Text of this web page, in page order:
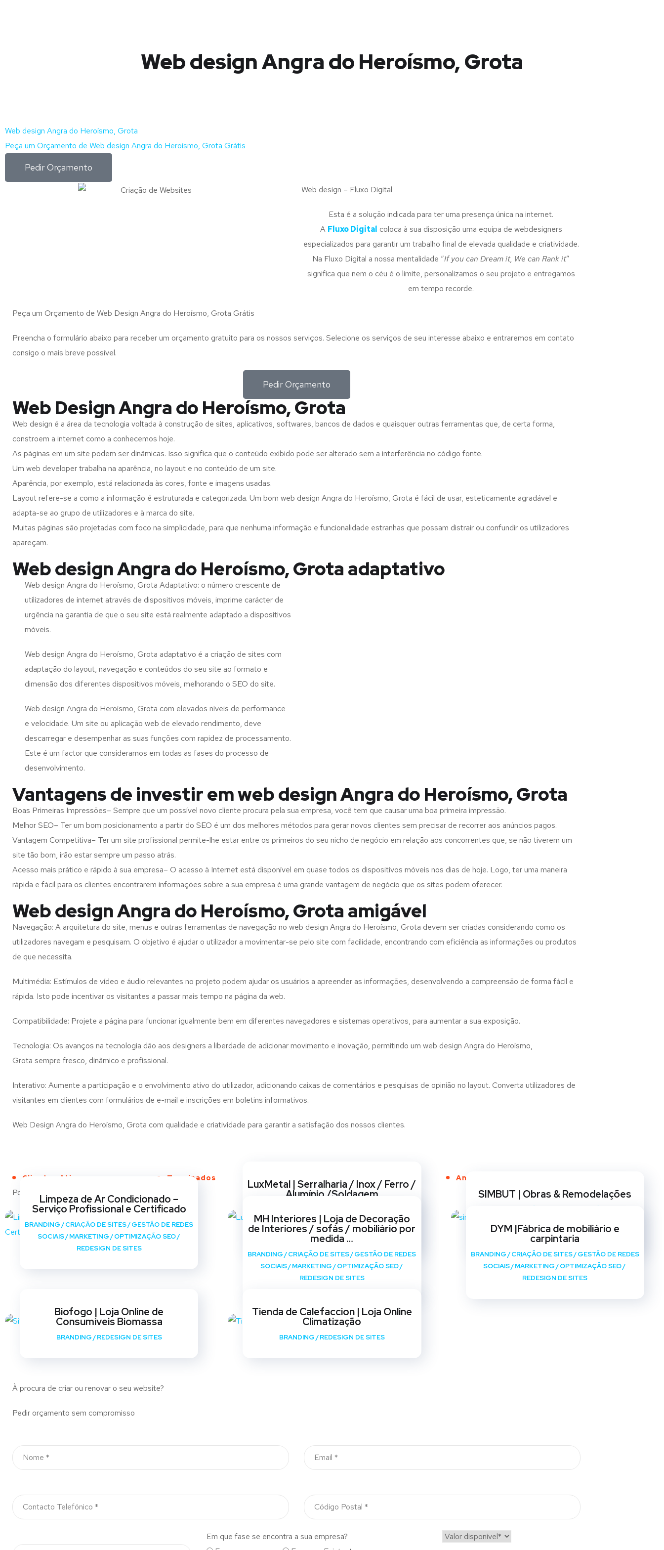
Web design Angra do Heroísmo, Grota
Web design Angra do Heroísmo, Grota
Peça um Orçamento de Web design Angra do Heroísmo, Grota Grátis
Pedir Orçamento
Web design – Fluxo Digital
Esta é a solução indicada para ter uma presença única na internet.
A Fluxo Digital coloca à sua disposição uma equipa de webdesigners
especializados para garantir um trabalho final de elevada qualidade e criatividade.
Na Fluxo Digital a nossa mentalidade “If you can Dream it, We can Rank it”
significa que nem o céu é o limite, personalizamos o seu projeto e entregamos
em tempo recorde.
Peça um Orçamento de Web Design Angra do Heroísmo, Grota Grátis
Preencha o formulário abaixo para receber um orçamento gratuito para os nossos serviços. Selecione os serviços de seu interesse abaixo e entraremos em contato
consigo o mais breve possível.
Pedir Orçamento
Web Design Angra do Heroísmo, Grota
Web design é a área da tecnologia voltada à construção de sites, aplicativos, softwares, bancos de dados e quaisquer outras ferramentas que, de certa forma,
constroem a internet como a conhecemos hoje.
As páginas em um site podem ser dinâmicas. Isso significa que o conteúdo exibido pode ser alterado sem a interferência no código fonte.
Um web developer trabalha na aparência, no layout e no conteúdo de um site.
Aparência, por exemplo, está relacionada às cores, fonte e imagens usadas.
Layout refere-se a como a informação é estruturada e categorizada. Um bom web design Angra do Heroísmo, Grota é fácil de usar, esteticamente agradável e
adapta-se ao grupo de utilizadores e à marca do site.
Muitas páginas são projetadas com foco na simplicidade, para que nenhuma informação e funcionalidade estranhas que possam distrair ou confundir os utilizadores
apareçam.
Web design Angra do Heroísmo, Grota adaptativo
Web design Angra do Heroísmo, Grota Adaptativo: o número crescente de
utilizadores de internet através de dispositivos móveis, imprime carácter de
urgência na garantia de que o seu site está realmente adaptado a dispositivos
móveis.
Web design Angra do Heroísmo, Grota adaptativo é a criação de sites com
adaptação do layout, navegação e conteúdos do seu site ao formato e
dimensão dos diferentes dispositivos móveis, melhorando o SEO do site.
Web design Angra do Heroísmo, Grota com elevados níveis de performance
e velocidade. Um site ou aplicação web de elevado rendimento, deve
descarregar e desempenhar as suas funções com rapidez de processamento.
Este é um factor que consideramos em todas as fases do processo de
desenvolvimento.
Vantagens de investir em web design Angra do Heroísmo, Grota
Boas Primeiras Impressões– Sempre que um possível novo cliente procura pela sua empresa, você tem que causar uma boa primeira impressão.
Melhor SEO– Ter um bom posicionamento a partir do SEO é um dos melhores métodos para gerar novos clientes sem precisar de recorrer aos anúncios pagos.
Vantagem Competitiva– Ter um site profissional permite-lhe estar entre os primeiros do seu nicho de negócio em relação aos concorrentes que, se não tiverem um
site tão bom, irão estar sempre um passo atrás.
Acesso mais prático e rápido à sua empresa– O acesso à Internet está disponível em quase todos os dispositivos móveis nos dias de hoje. Logo, ter uma maneira
rápida e fácil para os clientes encontrarem informações sobre a sua empresa é uma grande vantagem de negócio que os sites podem oferecer.
Web design Angra do Heroísmo, Grota amigável
Navegação: A arquitetura do site, menus e outras ferramentas de navegação no web design Angra do Heroísmo, Grota devem ser criadas considerando como os
utilizadores navegam e pesquisam. O objetivo é ajudar o utilizador a movimentar-se pelo site com facilidade, encontrando com eficiência as informações ou produtos
de que necessita.
Multimédia: Estímulos de vídeo e áudio relevantes no projeto podem ajudar os usuários a apreender as informações, desenvolvendo a compreensão de forma fácil e
rápida. Isto pode incentivar os visitantes a passar mais tempo na página da web.
Compatibilidade: Projete a página para funcionar igualmente bem em diferentes navegadores e sistemas operativos, para aumentar a sua exposição.
Tecnologia: Os avanços na tecnologia dão aos designers a liberdade de adicionar movimento e inovação, permitindo um web design Angra do Heroísmo,
Grota sempre fresco, dinâmico e profissional.
Interativo: Aumente a participação e o envolvimento ativo do utilizador, adicionando caixas de comentários e pesquisas de opinião no layout. Converta utilizadores de
visitantes em clientes com formulários de e-mail e inscrições em boletins informativos.
Web Design Angra do Heroísmo, Grota com qualidade e criatividade para garantir a satisfação dos nossos clientes.
Clientes Ativos Terminados Anos de Serviço
Portfólio
Limpeza de Ar Condicionado –
Serviço Profissional e Certificado
BRANDING/CRIAÇÃO DE SITES/GESTÃO DE REDES
SOCIAIS/MARKETING/OPTIMIZAÇÃO SEO/
REDESIGN DE SITES
LuxMetal | Serralharia / Inox / Ferro /
Alumínio /Soldagem
SOCIAIS/ MARKETING/OPTIMIZAÇÃO SEO/
REDESIGN DE SITES
SIMBUT | Obras & Remodelações
REDESIGN DE SITES
MH Interiores | Loja de Decoração
de Interiores / sofás / mobiliário por
medida …
BRANDING /CRIAÇÃO DE SITES/GESTÃO DE REDES
SOCIAIS/MARKETING/OPTIMIZAÇÃO SEO/
REDESIGN DE SITES
DYM |Fábrica de mobiliário e
carpintaria
BRANDING/CRIAÇÃO DE SITES/GESTÃO DE REDES
SOCIAIS/MARKETING/OPTIMIZAÇÃO SEO/
REDESIGN DE SITES
Biofogo | Loja Online de
Consumíveis Biomassa
BRANDING/REDESIGN DE SITES
Tienda de Calefaccion | Loja Online
Climatização
BRANDING/REDESIGN DE SITES
À procura de criar ou renovar o seu website?
Pedir orçamento sem compromisso
Em que fase se encontra a sua empresa?